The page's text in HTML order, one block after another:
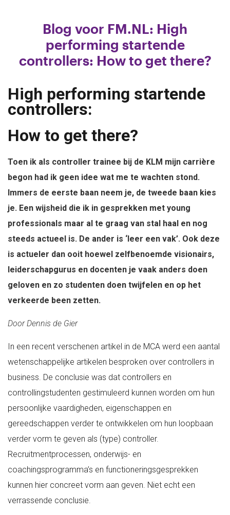
Blog voor FM.NL: High
performing startende
controllers: How to get there?
High performing startende
controllers:
How to get there?
Toen ik als controller trainee bij de KLM mijn carrière
begon had ik geen idee wat me te wachten stond.
Immers de eerste baan neem je, de tweede baan kies
je. Een wijsheid die ik in gesprekken met young
professionals maar al te graag van stal haal en nog
steeds actueel is. De ander is ‘leer een vak’. Ook deze
is actueler dan ooit hoewel zelfbenoemde visionairs,
leiderschapgurus en docenten je vaak anders doen
geloven en zo studenten doen twijfelen en op het
verkeerde been zetten.
Door Dennis de Gier
In een recent verschenen artikel in de MCA werd een aantal
wetenschappelijke artikelen besproken over controllers in
business. De conclusie was dat controllers en
controllingstudenten gestimuleerd kunnen worden om hun
persoonlijke vaardigheden, eigenschappen en
gereedschappen verder te ontwikkelen om hun loopbaan
verder vorm te geven als (type) controller.
Recruitmentprocessen, onderwijs- en
coachingsprogramma’s en functioneringsgesprekken
kunnen hier concreet vorm aan geven. Niet echt een
verrassende conclusie.